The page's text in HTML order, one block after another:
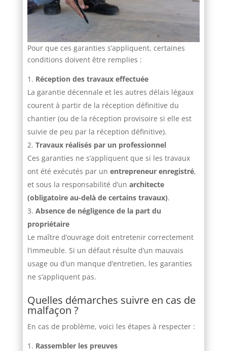
Pour que ces garanties s’appliquent, certaines
conditions doivent être remplies :
Réception des travaux effectuée
La garantie décennale et les autres délais légaux
courent à partir de la réception définitive du
chantier (ou de la réception provisoire si elle est
suivie de peu par la réception définitive).
Travaux réalisés par un professionnel
Ces garanties ne s’appliquent que si les travaux
ont été exécutés par un entrepreneur enregistré,
et sous la responsabilité d’un architecte
(obligatoire au-delà de certains travaux).
Absence de négligence de la part du
propriétaire
Le maître d’ouvrage doit entretenir correctement
l’immeuble. Si un défaut résulte d’un mauvais
usage ou d’un manque d’entretien, les garanties
ne s’appliquent pas.
Quelles démarches suivre en cas de
malfaçon ?
En cas de problème, voici les étapes à respecter :
Rassembler les preuves